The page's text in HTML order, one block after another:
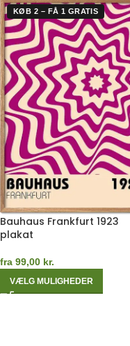
KØB 2 – FÅ 1 GRATIS
Bauhaus Frankfurt 1923
plakat
fra 99,00 kr.
VÆLG MULIGHEDER